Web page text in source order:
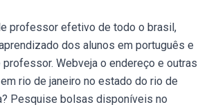
professor efetivo de todo o brasil,
dos alunos em português e
Webveja o endereço e outras
rio de janeiro no estado do rio de
Pesquise bolsas disponíveis no